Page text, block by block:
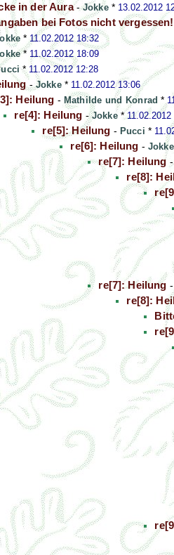
in der Aura-Jokke* 13.02.2012
bei Fotos nicht
*11.02.2012 18:32
* 11.02.2012 18:09
* 11.02.2012 12:28
-Jokke* 11.02.2012 13:06
Heilung - Mathilde und Konrad *
re[4]: Heilung -Jokke*11.02.2012
re[5]: Heilung - Pucci *
re[6]: Heilung - Jokke
re[7]: Heilung
re[8]:
re[7]: Heilung
re[8]: